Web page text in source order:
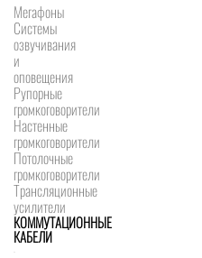
Мегафоны
Системы
озвучивания
и
оповещения
Рупорные
громкоговорители
Настенные
громкоговорители
Потолочные
громкоговорители
Трансляционные
усилители
КОММУТАЦИОННЫЕ
КАБЕЛИ